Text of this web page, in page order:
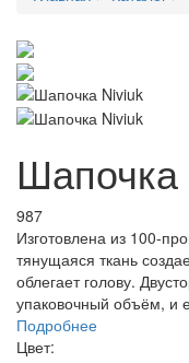
Шапочка
987
Изготовлена из 100-
тянущаяся ткань
облегает голову.
упаковочный объём, и
Подробнее
Цвет: